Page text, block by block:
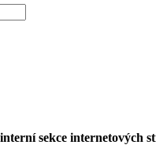
sekce internetových